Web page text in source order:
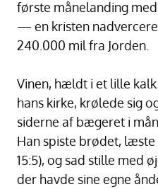
første månelanding
— en kristen
240.000 mil fra Jorden.
Vinen, hældt i et lille
hans kirke, krølede sig
siderne af bægeret i
Han spiste brødet, læste
15:5), og sad stille med
der havde sine egne